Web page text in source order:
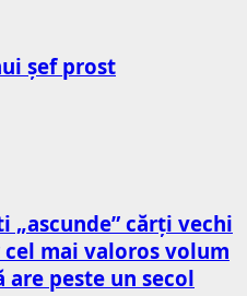
șef prost
„ascunde” cărți vechi
cel mai valoros volum
are peste un secol